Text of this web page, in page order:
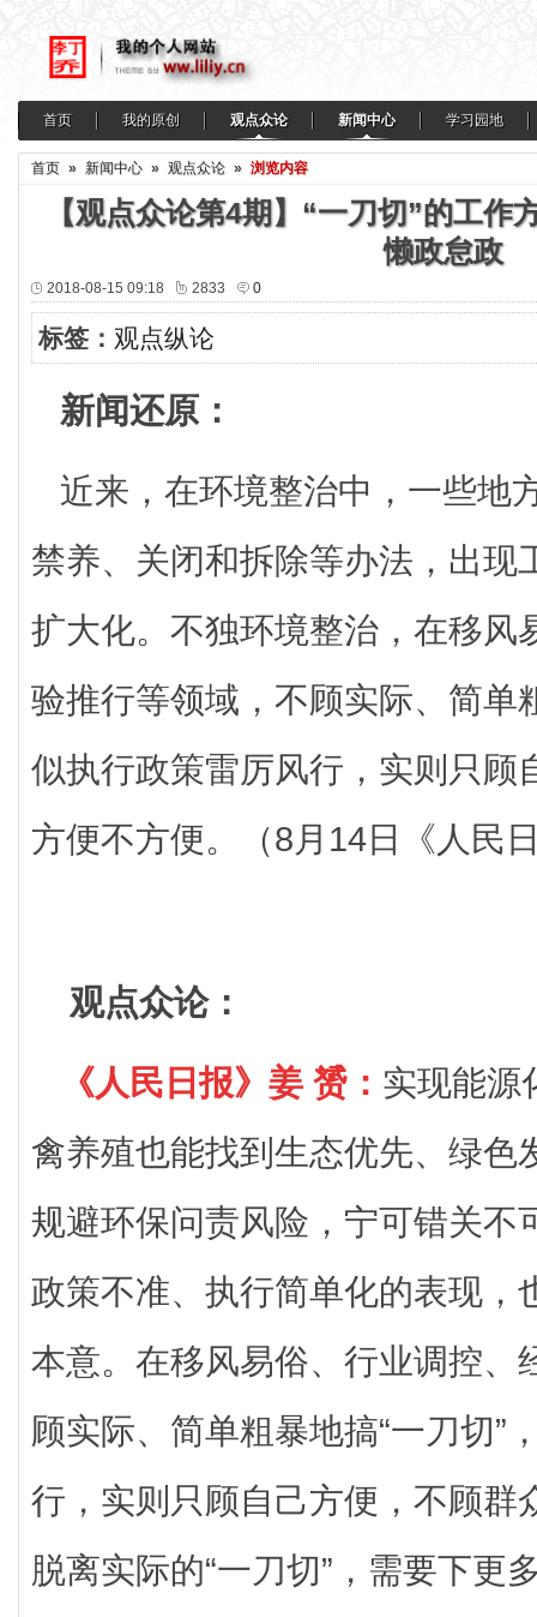
首页 我的原创 观点众论 新闻中心 学习园地
首页 » 新闻中心 » 观点众论 » 浏览内容
【观点众论第4期】“一刀切”的工作
懒政怠政
2018-08-15 09:18 2833 0
标签： 观点纵论
新闻还原：
近来，在环境整治中，一些地
禁养、关闭和拆除等办法，出现
扩大化。不独环境整治，在移风
验推行等领域，不顾实际、简单
似执行政策雷厉风行，实则只顾
方便不方便。（8月14日《人民
观点众论：
《人民日报》姜 赟： 实现能源
禽养殖也能找到生态优先、绿色
规避环保问责风险，宁可错关不
政策不准、执行简单化的表现，
本意。在移风易俗、行业调控、
顾实际、简单粗暴地搞“一刀切”
行，实则只顾自己方便，不顾群
脱离实际的“一刀切”，需要下更